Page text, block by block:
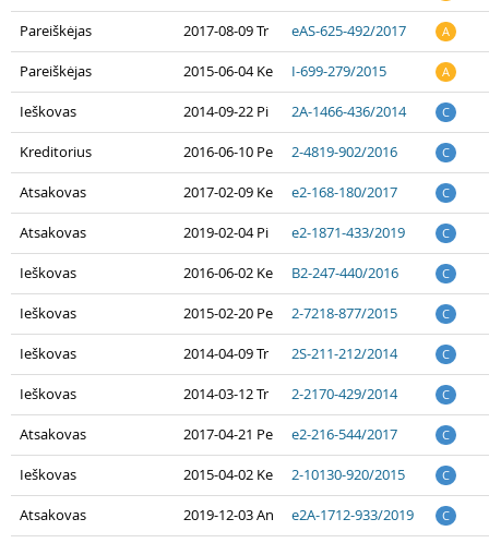
Pareiškėjas 2017-08-09 Tr eAS-625-492/2017 A
Pareiškėjas 2015-06-04 Ke I-699-279/2015 A
Ieškovas 2014-09-22 Pi 2A-1466-436/2014 C
Kreditorius 2016-06-10 Pe 2-4819-902/2016 C
Atsakovas 2017-02-09 Ke e2-168-180/2017 C
Atsakovas 2019-02-04 Pi e2-1871-433/2019 C
Ieškovas 2016-06-02 Ke B2-247-440/2016 C
Ieškovas 2015-02-20 Pe 2-7218-877/2015 C
Ieškovas 2014-04-09 Tr 2S-211-212/2014 C
Ieškovas 2014-03-12 Tr 2-2170-429/2014 C
Atsakovas 2017-04-21 Pe e2-216-544/2017 C
Ieškovas 2015-04-02 Ke 2-10130-920/2015 C
Atsakovas 2019-12-03 An e2A-1712-933/2019 C